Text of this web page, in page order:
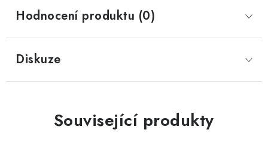
Hodnocení produktu (0)
Diskuze
Související produkty